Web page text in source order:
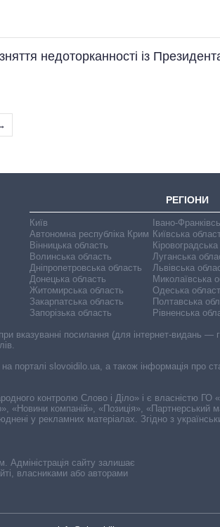
недоторканності із
РЕГІОНИ
Київ
Автономна республіка Крим
Вінницька область
Волинська область
Дніпропетровська область
Донецька область
Житомирська область
Закарпатська область
Запорізька область
Івано-
Київська
Луганська
Львівська
Миколаївська
Одеська
Полтавська
Рівненська
Адміністрація сайту залишає
власниками або авторами
вказуванні посилання (для інтернет-видань
на порталі slovoidilo.ua, а також інформація про
контролю Слово і Діло» і є власністю
«Новини компаній», «Позиція», «Партнерський
у рекламних матеріалах. Згідно з